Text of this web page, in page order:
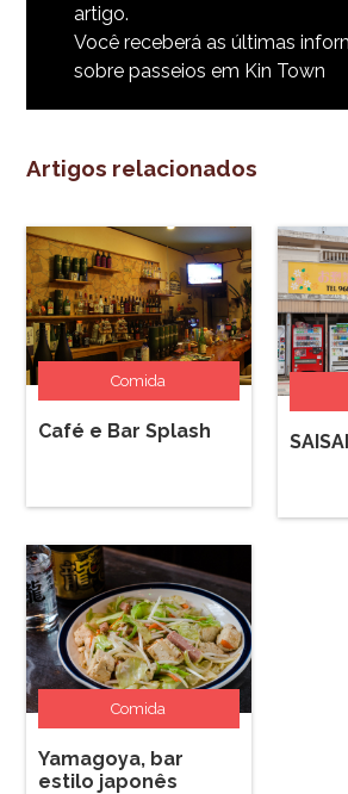
artigo.
Você receberá as últimas
sobre passeios em Kin Town
Artigos relacionados
Comida
Café e Bar Splash SAISAI
Comida
Yamagoya, bar
estilo japonês